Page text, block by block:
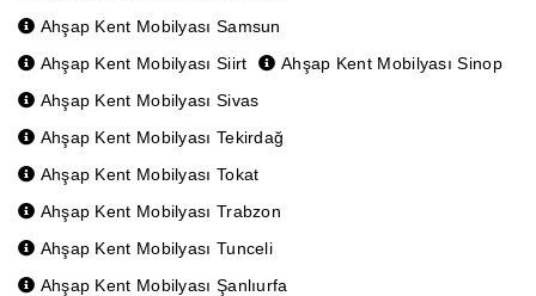
Ahşap Kent Mobilyası Samsun
Ahşap Kent Mobilyası Siirt
Ahşap Kent Mobilyası Sinop
Ahşap Kent Mobilyası Sivas
Ahşap Kent Mobilyası Tekirdağ
Ahşap Kent Mobilyası Tokat
Ahşap Kent Mobilyası Trabzon
Ahşap Kent Mobilyası Tunceli
Ahşap Kent Mobilyası Şanlıurfa